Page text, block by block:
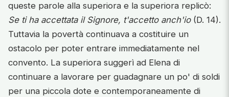
queste parole alla superiora e la superiora replicò:
Se ti ha accettata il Signore, t'accetto anch'io(D. 14).
Tuttavia la povertà continuava a costituire un
ostacolo per poter entrare immediatamente nel
convento. La superiora suggerì ad Elena di
continuare a lavorare per guadagnare un po' di soldi
per una piccola dote e contemporaneamente di